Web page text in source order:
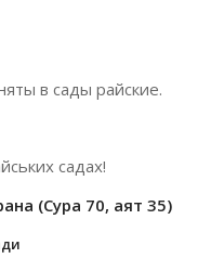
в сады райские.
садах!
(Сура 70, аят 35)